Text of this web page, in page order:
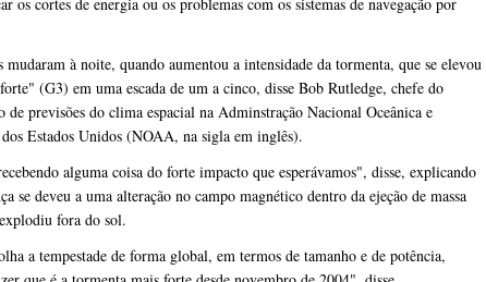
cortes de energia ou os problemas com os sistemas de navegação por
mudaram à noite, quando aumentou a intensidade da tormenta, que se elevou
(G3) em uma escada de um a cinco, disse Bob Rutledge, chefe do
de previsões do clima espacial na Adminstração Nacional Oceânica e
Estados Unidos (NOAA, na sigla em inglês).
alguma coisa do forte impacto que esperávamos", disse, explicando
se deveu a uma alteração no campo magnético dentro da ejeção de massa
fora do sol.
a tempestade de forma global, em termos de tamanho e de potência,